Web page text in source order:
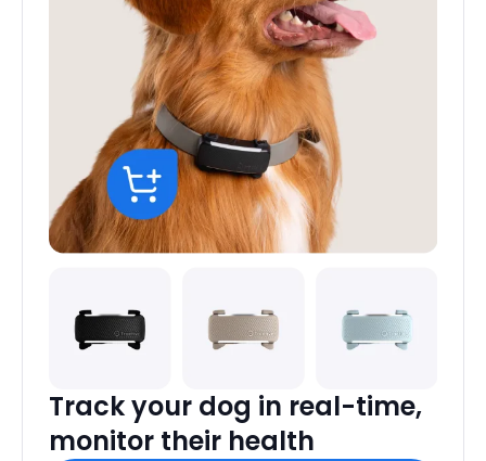
Track your dog in real-time,
monitor their health